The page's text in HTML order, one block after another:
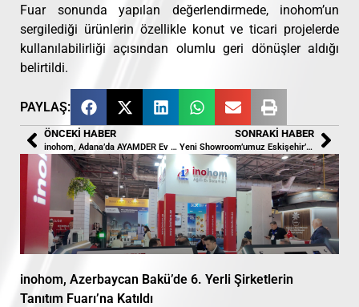
Fuar sonunda yapılan değerlendirmede, inohom’un
sergilediği ürünlerin özellikle konut ve ticari projelerde
kullanılabilirliği açısından olumlu geri dönüşler aldığı
belirtildi.
PAYLAŞ:
ÖNCEKI HABER
inohom, Adana’da AYAMDER Ev Sahipliğindeki Buluşmada Sektörle Bir Araya Geldi
SONRAKI HABER
Yeni Showroom’umuz Eskişehir’de Hizmete Açıldı
inohom, Azerbaycan Bakü’de 6. Yerli Şirketlerin
Tanıtım Fuarı’na Katıldı